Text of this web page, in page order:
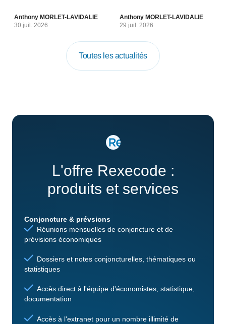
Anthony MORLET-LAVIDALIE
30 juil. 2026
Anthony MORLET-LAVIDALIE
29 juil. 2026
Toutes les actualités
L'offre Rexecode :
produits et services
Conjoncture & prévsions
Réunions mensuelles de conjoncture et de
prévisions économiques
Dossiers et notes conjoncturelles, thématiques ou
statistiques
Accès direct à l'équipe d'économistes, statistique,
documentation
Accès à l'extranet pour un nombre illimité de